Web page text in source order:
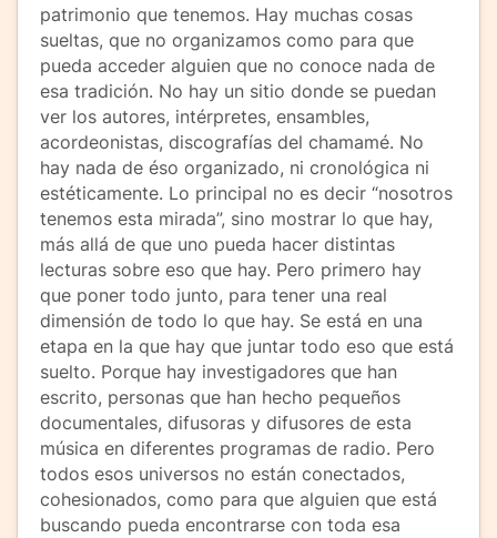
patrimonio que tenemos. Hay muchas cosas
sueltas, que no organizamos como para que
pueda acceder alguien que no conoce nada de
esa tradición. No hay un sitio donde se puedan
ver los autores, intérpretes, ensambles,
acordeonistas, discografías del chamamé. No
hay nada de éso organizado, ni cronológica ni
estéticamente. Lo principal no es decir “nosotros
tenemos esta mirada”, sino mostrar lo que hay,
más allá de que uno pueda hacer distintas
lecturas sobre eso que hay. Pero primero hay
que poner todo junto, para tener una real
dimensión de todo lo que hay. Se está en una
etapa en la que hay que juntar todo eso que está
suelto. Porque hay investigadores que han
escrito, personas que han hecho pequeños
documentales, difusoras y difusores de esta
música en diferentes programas de radio. Pero
todos esos universos no están conectados,
cohesionados, como para que alguien que está
buscando pueda encontrarse con toda esa